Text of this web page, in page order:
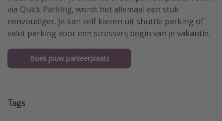
via Quick Parking, wordt het allemaal een stuk
eenvoudiger. Je kan zelf kiezen uit shuttle parking of
valet parking voor een stressvrij begin van je vakantie.
Boek jouw parkeerplaats
Tags